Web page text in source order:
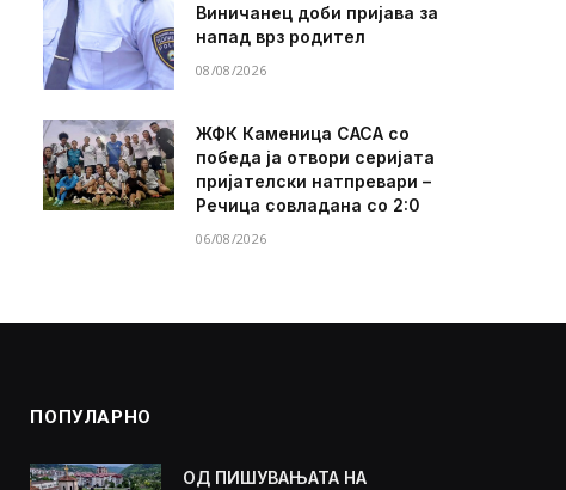
Виничанец доби пријава за
напад врз родител
08/08/2026
ЖФК Каменица САСА со
победа ја отвори серијата
пријателски натпревари –
Речица совладана со 2:0
06/08/2026
ПОПУЛАРНО
ОД ПИШУВАЊАТА НА